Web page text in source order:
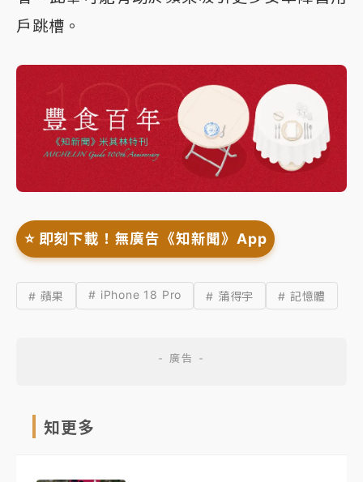
戶跳槽。
⭐️ 即刻下載！無廣告《知新聞》App
# 蘋果 # iPhone 18 Pro # 蒲得宇 # 記憶體
知更多